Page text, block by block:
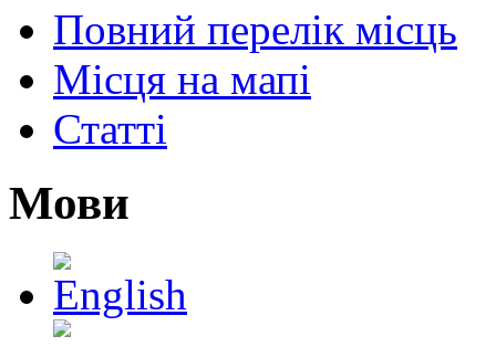
Повний перелік місць
Місця на мапі
Статті
Мови